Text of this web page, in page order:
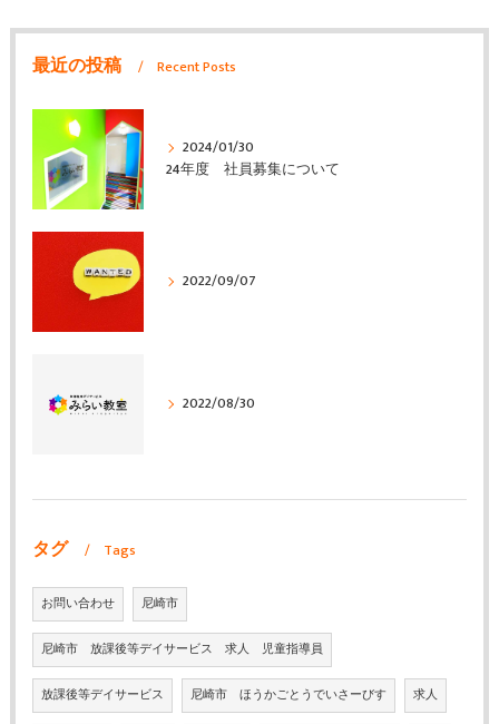
最近の投稿 Recent Posts
2024/01/30
24年度 社員募集について
2022/09/07
2022/08/30
タグ Tags
お問い合わせ 尼崎市
尼崎市 放課後等デイサービス 求人 児童指導員
放課後等デイサービス 尼崎市 ほうかごとうでいさーびす 求人